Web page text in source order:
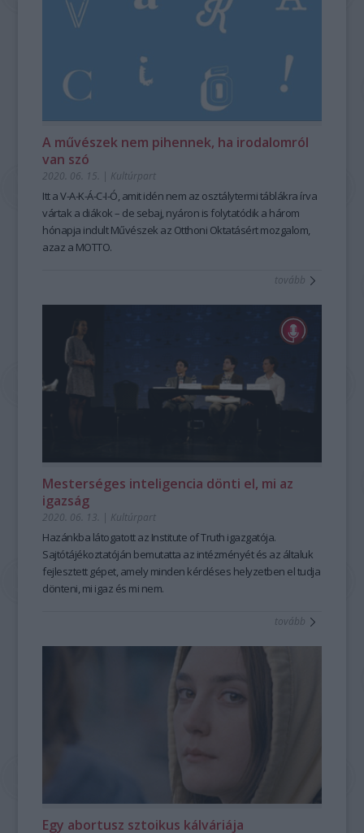
A művészek nem pihennek, ha irodalomról
van szó
2020. 06. 15. | Kultúrpart
Itt a V-A-K-Á-C-I-Ó, amit idén nem az osztálytermi táblákra írva
vártak a diákok – de sebaj, nyáron is folytatódik a három
hónapja indult Művészek az Otthoni Oktatásért mozgalom,
azaz a MOTTO.
tovább
Mesterséges inteligencia dönti el, mi az
igazság
2020. 06. 13. | Kultúrpart
Hazánkba látogatott az Institute of Truth igazgatója.
Sajtótájékoztatóján bemutatta az intézményét és az általuk
fejlesztett gépet, amely minden kérdéses helyzetben el tudja
dönteni, mi igaz és mi nem.
tovább
Egy abortusz sztoikus kálváriája